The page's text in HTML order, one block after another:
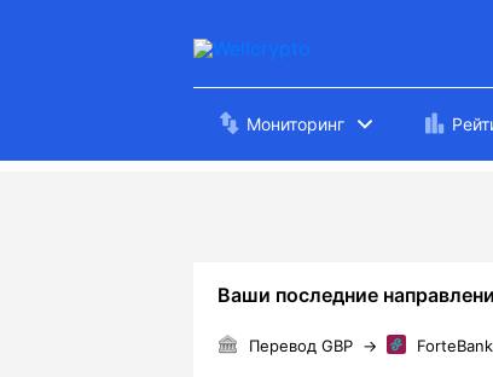
Мониторинг
Ваши последние
Перевод GBP →